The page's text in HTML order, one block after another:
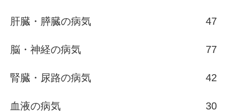
肝臓・膵臓の病気 47
脳・神経の病気 77
腎臓・尿路の病気 42
血液の病気 30